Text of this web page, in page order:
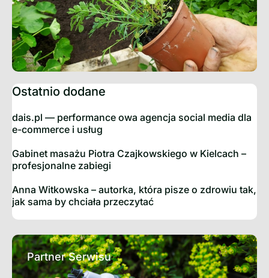
Ostatnio dodane
dais.pl — performance owa agencja social media dla
e-commerce i usług
Gabinet masażu Piotra Czajkowskiego w Kielcach –
profesjonalne zabiegi
Anna Witkowska – autorka, która pisze o zdrowiu tak,
jak sama by chciała przeczytać
Partner Serwisu